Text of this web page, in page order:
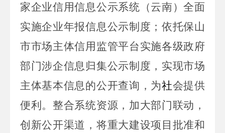
家企业信用信息公示系统（云南）全面
实施企业年报信息公示制度；依托保山
市市场主体信用监管平台实施各级政府
部门涉企信息归集公示制度，实现市场
主体基本信息的公开查询，为社会提供
便利。整合系统资源，加大部门联动，
创新公开渠道，将重大建设项目批准和